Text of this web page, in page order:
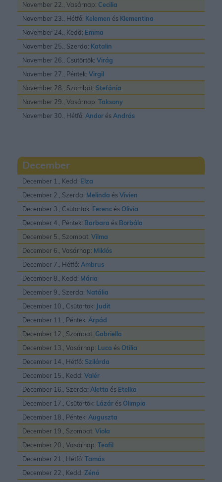
November 22., Vasárnap: Cecilia
November 23., Hétfő: Kelemen és Klementina
November 24., Kedd: Emma
November 25., Szerda: Katalin
November 26., Csütörtök: Virág
November 27., Péntek: Virgil
November 28., Szombat: Stefánia
November 29., Vasárnap: Taksony
November 30., Hétfő: Andor ésAndrás
December
December 1., Kedd: Elza
December 2., Szerda: Melinda ésVivien
December 3., Csütörtök: Ferenc és Olivia
December 4., Péntek: Barbara és Borbála
December 5., Szombat: Vilma
December 6., Vasárnap: Miklós
December 7., Hétfő: Ambrus
December 8., Kedd: Mária
December 9., Szerda: Natália
December 10., Csütörtök: Judit
December 11., Péntek: Árpád
December 12., Szombat: Gabriella
December 13., Vasárnap: Luca és Otilia
December 14., Hétfő: Szilárda
December 15., Kedd: Valér
December 16., Szerda: Aletta és Etelka
December 17., Csütörtök: Lázár és Olimpia
December 18., Péntek: Auguszta
December 19., Szombat: Viola
December 20., Vasárnap: Teofil
December 21., Hétfő: Tamás
December 22., Kedd: Zénó